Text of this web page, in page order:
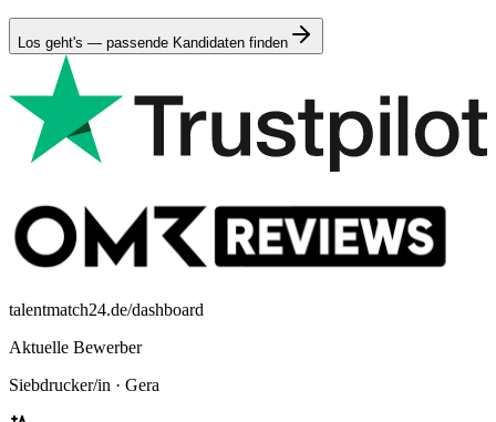
Los geht's — passende Kandidaten finden
talentmatch24.de/dashboard
Aktuelle Bewerber
Siebdrucker/in · Gera